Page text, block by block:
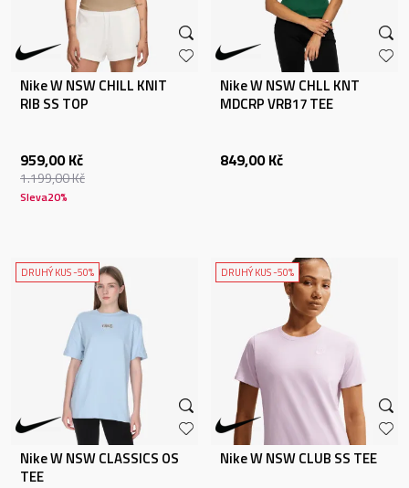
Nike W NSW CHILL KNIT
RIB SS TOP
959,00 Kč
1.199,00Kč
Sleva20%
Nike W NSW CHLL KNT
MDCRP VRB17 TEE
849,00 Kč
DRUHÝ KUS -50%
Nike W NSW CLASSICS OS
TEE
DRUHÝ KUS -50%
Nike W NSW CLUB SS TEE